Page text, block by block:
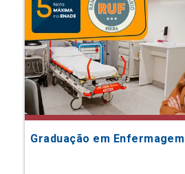
Graduação em Enfermagem